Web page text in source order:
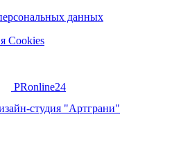
данных
Cookies
PRonline24
студия "Артграни"